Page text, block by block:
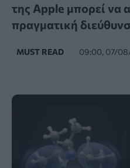
της Apple μπορεί να
πραγματική
MUST READ 09:00, 07/